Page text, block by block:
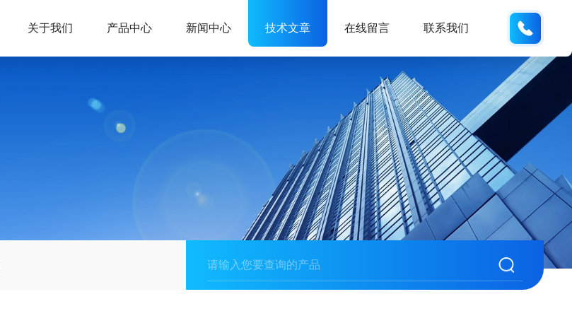
关于我们 产品中心 新闻中心 技术文章 在线留言 联系我们